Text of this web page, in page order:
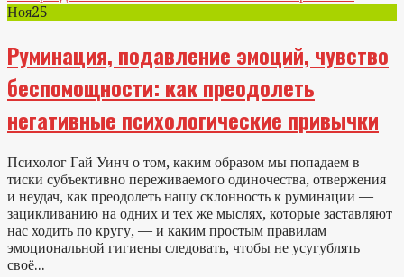
Ноя25
Руминация, подавление эмоций, чувство
беспомощности: как преодолеть
негативные психологические привычки
Психолог Гай Уинч о том, каким образом мы попадаем в
тиски субъективно переживаемого одиночества, отвержения
и неудач, как преодолеть нашу склонность к руминации —
зацикливанию на одних и тех же мыслях, которые заставляют
нас ходить по кругу, — и каким простым правилам
эмоциональной гигиены следовать, чтобы не усугублять
своё...